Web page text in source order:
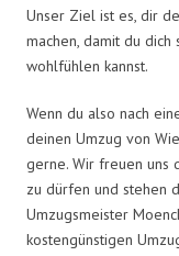
Unser Ziel ist es, dir
machen, damit du
wohlfühlen kannst.
Wenn du also nach
deinen Umzug von
gerne. Wir freuen uns
zu dürfen und stehen
Umzugsmeister
kostengünstigen